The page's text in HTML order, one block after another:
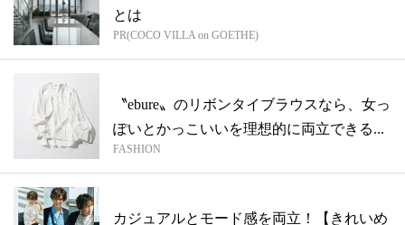
とは
PR(COCO VILLA on GOETHE)
〝ebure〟のリボンタイブラウスなら、女っ
ぽいとかっこいいを理想的に両立できる...
FASHION
カジュアルとモード感を両立！【きれいめ